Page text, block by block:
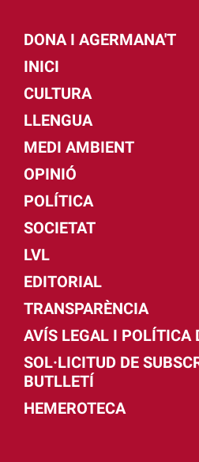
DONA I AGERMANA'T
INICI
CULTURA
LLENGUA
MEDI AMBIENT
OPINIÓ
POLÍTICA
SOCIETAT
LVL
EDITORIAL
TRANSPARÈNCIA
AVÍS LEGAL I POLÍTICA
SOL·LICITUD DE
BUTLLETÍ
HEMEROTECA